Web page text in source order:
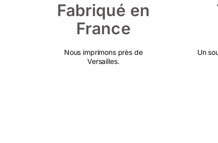
Fabriqué en
France
Nous imprimons près de
Versailles.
Un